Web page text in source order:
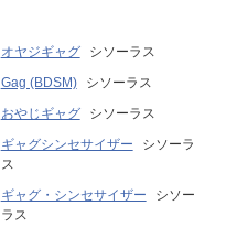
オヤジギャグ
シソーラス
Gag (BDSM)
シソーラス
おやじギャグ
シソーラス
ギャグシンセサイザー
シソーラ
ス
ギャグ・シンセサイザー
シソー
ラス